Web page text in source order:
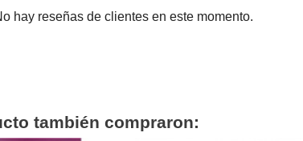
hay reseñas de clientes en este momento.
también compraron: